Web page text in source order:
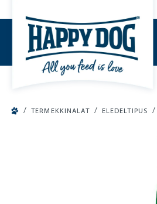
/ TERMEKKINALAT / ELEDELTIPUS /